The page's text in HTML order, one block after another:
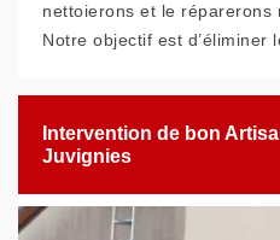
nettoierons et le réparerons
Notre objectif est d’éliminer
Intervention de bon
Juvignies